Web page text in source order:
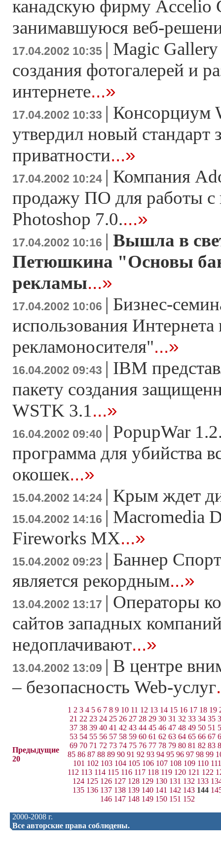
канадскую фирму Accelio
занимавшуюся веб-
17.04.2002 10:35 | Magic
создания фотогалерей и
интернете...»
17.04.2002 10:33 | Консорциум
утвердил новый стандарт
приватности...»
17.04.2002 10:24 | Компания
продажу ПО для работы с
Photoshop 7.0....»
17.04.2002 10:16 | Bышла в
Петюшкина "Основы
рекламы...»
17.04.2002 10:06 | Бизнес-
использования Интернета
рекламоносителя"...»
16.04.2002 09:43 | IBM
пакету создания
WSTK 3.1...»
16.04.2002 09:40 | PopupWar
программа для убийства
окошек...»
15.04.2002 14:24 | Крым ждет
15.04.2002 14:16 | Macromedia
Fireworks MX...»
15.04.2002 09:23 | Баннер
является рекордным...»
13.04.2002 13:17 | Операторы
сайтов западных
недоплачивают...»
13.04.2002 13:09 | В центре
– безопасность Web-услуг
Предыдущие
20
1 2 3 4 5 6 7 8 9 10 11 12 13 14 15 16 17 18 19
21 22 23 24 25 26 27 28 29 30 31 32 33 34 35
37 38 39 40 41 42 43 44 45 46 47 48 49 50 51
53 54 55 56 57 58 59 60 61 62 63 64 65 66 67
69 70 71 72 73 74 75 76 77 78 79 80 81 82 83
85 86 87 88 89 90 91 92 93 94 95 96 97 98 99
101 102 103 104 105 106 107 108 109 110 111
112 113 114 115 116 117 118 119 120 121 122
124 125 126 127 128 129 130 131 132 133
135 136 137 138 139 140 141 142 143 144
146 147 148 149 150 151 152
2000-2008 г.
Все авторские права соблюдены.